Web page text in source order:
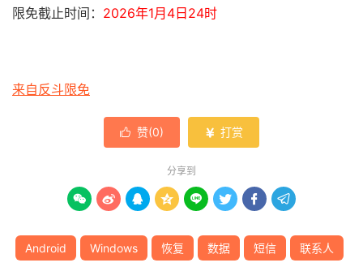
限免截止时间： 2026年1月4日24时
来自反斗限免
 赞(0)  打赏
分享到
       
Android Windows 恢复 数据 短信 联系人